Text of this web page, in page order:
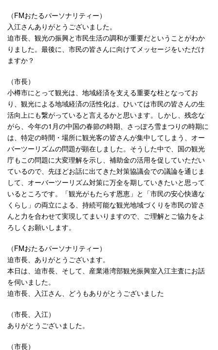
（FMおたるパーソナリティー）
入江さんありがとうございました。
迫市長、観光の振興と市民生活の調和が重要だということがわか
りました。最後に、市民の皆さんに向けてメッセージをいただけ
ますか？
（市長）
小樽市にとって観光は、地域経済を支える重要な柱となってお
り、観光による地域経済の活性化は、ひいては市民の皆さんの生
活向上にも繋がっていると言えるかと思います。しかし、残念な
がら、今年の1月の中国の春節の時期、さっぽろ雪まつりの時期に
は、特定の時間・場所に観光客の皆さんが集中してしまう、オー
バーツーリズムの問題が顕在しました。そうした中で、国の観光
庁もこの問題に大変理解を示し、補助金の活用を促していただい
ているので、先ほどお話に出てきた対策協議会での議論を通じま
して、オーバーツーリズム対策に万全を期していきたいと思って
いるところです。「観光がもたらす恩恵」と「市民の安心快適な
くらし」の両立による、持続可能な観光地域づくりを市民の皆さ
んと力を合わせて実現してまいりますので、ご理解とご協力をよ
ろしくお願いします。
（FMおたるパーソナリティー）
迫市長、ありがとうございます。
本日は、迫市長、そして、産業港湾部観光振興室入江主査にお話
を伺いました。
迫市長、入江さん、どうもありがとうございました
（市長、入江）
ありがとうございました。
（市長）